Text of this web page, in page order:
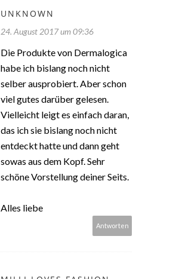
UNKNOWN
24. August 2017 um 09:36
Die Produkte von Dermalogica
habe ich bislang noch nicht
selber ausprobiert. Aber schon
viel gutes darüber gelesen.
Vielleicht leigt es einfach daran,
das ich sie bislang noch nicht
entdeckt hatte und dann geht
sowas aus dem Kopf. Sehr
schöne Vorstellung deiner Seits.
Alles liebe
Antworten